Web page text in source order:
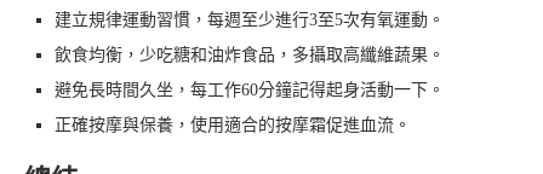
建立規律運動習慣，每週至少進行3至5次有氧運動。
飲食均衡，少吃糖和油炸食品，多攝取高纖維蔬果。
避免長時間久坐，每工作60分鐘記得起身活動一下。
正確按摩與保養，使用適合的按摩霜促進血流。